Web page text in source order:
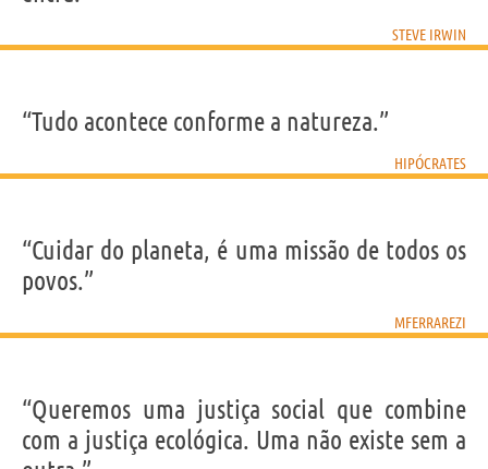
STEVE IRWIN
“Tudo acontece conforme a natureza.”
HIPÓCRATES
“Cuidar do planeta, é uma missão de todos os
povos.”
MFERRAREZI
“Queremos uma justiça social que combine
com a justiça ecológica. Uma não existe sem a